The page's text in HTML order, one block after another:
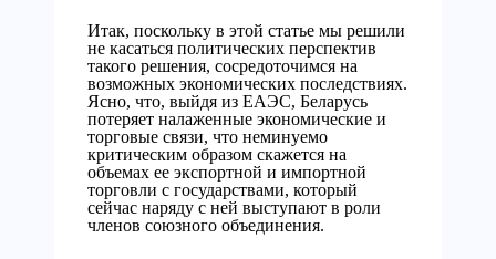
Итак, поскольку в этой статье мы решили
не касаться политических перспектив
такого решения, сосредоточимся на
возможных экономических последствиях.
Ясно, что, выйдя из ЕАЭС, Беларусь
потеряет налаженные экономические и
торговые связи, что неминуемо
критическим образом скажется на
объемах ее экспортной и импортной
торговли с государствами, который
сейчас наряду с ней выступают в роли
членов союзного объединения.